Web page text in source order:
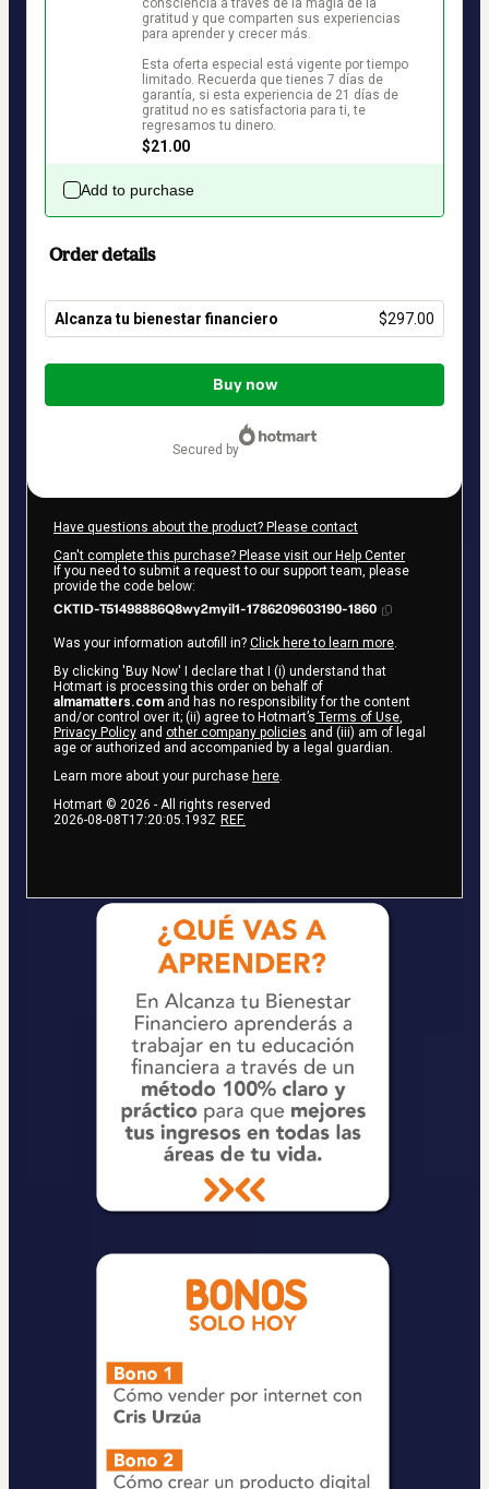
consciencia a través de la magia de la
gratitud y que comparten sus experiencias
para aprender y crecer más.
Esta oferta especial está vigente por tiempo
limitado. Recuerda que tienes 7 días de
garantía, si esta experiencia de 21 días de
gratitud no es satisfactoria para ti, te
regresamos tu dinero.
$21.00
Add to purchase
Order details
Alcanza tu bienestar financiero $297.00
Total
$297.00
Buy now
secured by
Have questions about the product? Please contact
Can't complete this purchase? Please visit our Help Center
If you need to submit a request to our support team, please
provide the code below:
CKTID-T51498886Q8wy2myil1-1786209603190-1860
Was your information autofill in? Click here to learn more.
By clicking 'Buy Now' I declare that I (i) understand that
Hotmart is processing this order on behalf of
almamatters.com and has no responsibility for the content
and/or control over it; (ii) agree to Hotmart’s Terms of Use,
Privacy Policy and other company policies and (iii) am of legal
age or authorized and accompanied by a legal guardian.
Learn more about your purchase here.
Hotmart © 2026 - All rights reserved
2026-08-08T17:20:05.193Z REF.